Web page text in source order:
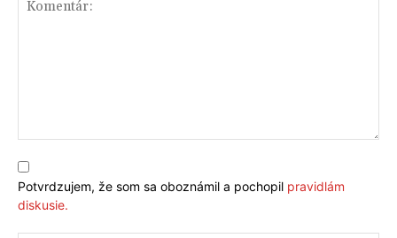
Potvrdzujem, že som sa oboznámil a pochopil pravidlám
diskusie.